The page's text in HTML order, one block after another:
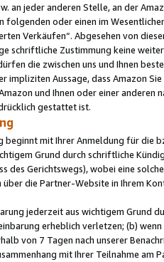
an jeder anderen Stelle, an der
oder einen im
Verkäufen“. Abgesehen von
schriftliche Zustimmung keine
die zwischen uns und Ihnen
impliziten Aussage, dass Amazon
und Ihnen oder einer
gestattet ist.
beginnt mit Ihrer Anmeldung für die
Grund durch schriftliche
des Gerichtswegs), wobei eine
über die Partner-Website in Ihrem
jederzeit aus wichtigem Grund
erheblich verletzen; (b)
von 7 Tagen nach unserer
mit Ihrer Teilnahme am